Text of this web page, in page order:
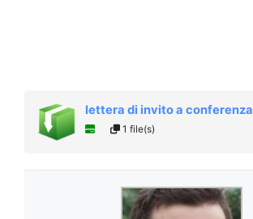
lettera di invito a conferenza
1 file(s)